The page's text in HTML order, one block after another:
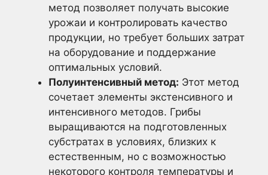
метод позволяет получать высокие
урожаи и контролировать качество
продукции, но требует больших затрат
на оборудование и поддержание
оптимальных условий.
Полуинтенсивный метод: Этот метод
сочетает элементы экстенсивного и
интенсивного методов. Грибы
выращиваются на подготовленных
субстратах в условиях, близких к
естественным, но с возможностью
некоторого контроля температуры и